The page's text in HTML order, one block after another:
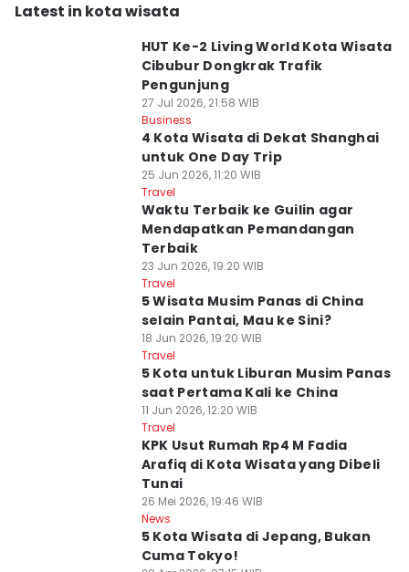
Latest in kota wisata
HUT Ke-2 Living World Kota Wisata
Cibubur Dongkrak Trafik
Pengunjung
27 Jul 2026, 21:58 WIB
Business
4 Kota Wisata di Dekat Shanghai
untuk One Day Trip
25 Jun 2026, 11:20 WIB
Travel
Waktu Terbaik ke Guilin agar
Mendapatkan Pemandangan
Terbaik
23 Jun 2026, 19:20 WIB
Travel
5 Wisata Musim Panas di China
selain Pantai, Mau ke Sini?
18 Jun 2026, 19:20 WIB
Travel
5 Kota untuk Liburan Musim Panas
saat Pertama Kali ke China
11 Jun 2026, 12:20 WIB
Travel
KPK Usut Rumah Rp4 M Fadia
Arafiq di Kota Wisata yang Dibeli
Tunai
26 Mei 2026, 19:46 WIB
News
5 Kota Wisata di Jepang, Bukan
Cuma Tokyo!